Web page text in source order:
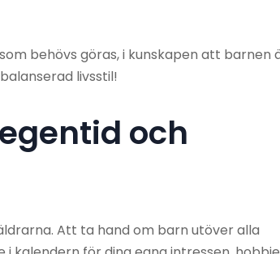
behövs göras, i kunskapen att barnen
livsstil!
och
Att ta hand om barn utöver alla